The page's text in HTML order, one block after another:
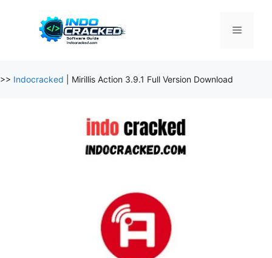
Menu
>> Indocracked Mirillis Action 3.9.1 Full Version Download